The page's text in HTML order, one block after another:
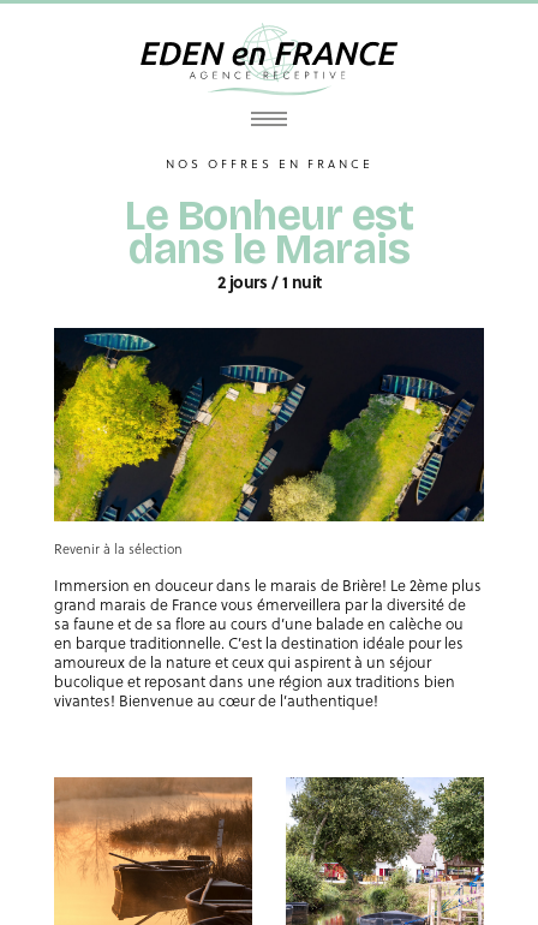
NOS OFFRES EN FRANCE
Le Bonheur est
dans le Marais
2 jours / 1 nuit
Revenir à la sélection
Immersion en douceur dans le marais de Brière! Le 2ème plus
grand marais de France vous émerveillera par la diversité de
sa faune et de sa flore au cours d’une balade en calèche ou
en barque traditionnelle. C’est la destination idéale pour les
amoureux de la nature et ceux qui aspirent à un séjour
bucolique et reposant dans une région aux traditions bien
vivantes! Bienvenue au cœur de l’authentique!